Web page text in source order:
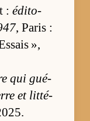
: édi­to­
, Pa­ris :
»,
qui gué­
et lit­té­